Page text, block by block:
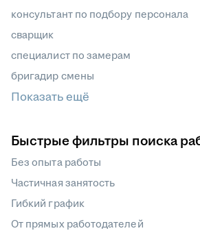
консультант по подбору персонала
сварщик
специалист по замерам
бригадир смены
Показать ещё
Быстрые фильтры поиска
Без опыта работы
Частичная занятость
Гибкий график
От прямых работодателей